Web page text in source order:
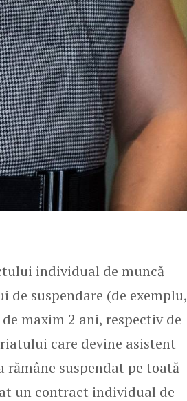
individual de muncă
suspendare (de exemplu,
maxim 2 ani, respectiv de
care devine asistent
suspendat pe toată
un contract individual de